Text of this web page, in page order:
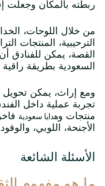
ربطته بالمكان وجعلت
من خلال اللوحات،
الترحيبية، المنتجات
القصة، يمكن للفنادق
السعودية بطريقة راقية
ومع إراث، يمكن تحويل
تجربة عملية داخل
منتجات وهدايا سعودية
الأجنحة، اللوبي،
الأسئلة الشائعة